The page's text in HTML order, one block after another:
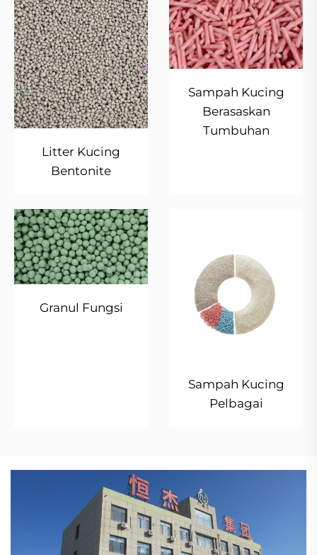
Litter Kucing
Bentonite
Sampah Kucing
Berasaskan
Tumbuhan
Granul Fungsi
Sampah Kucing
Pelbagai